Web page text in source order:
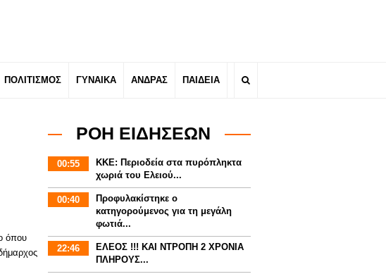
ΠΟΛΙΤΙΣΜΟΣ ΓΥΝΑΙΚΑ ΑΝΔΡΑΣ ΠΑΙΔΕΙΑ
όπου
ΡΟΗ ΕΙΔΗΣΕΩΝ
00:55
ΚΚΕ: Περιοδεία στα πυρόπληκτα
χωριά του Ελειού...
00:40
Προφυλακίστηκε ο
κατηγορούμενος για τη μεγάλη
φωτιά...
22:46
ΕΛΕΟΣ !!! ΚΑΙ ΝΤΡΟΠΗ 2 ΧΡΟΝΙΑ
ΠΛΗΡΟΥΣ...